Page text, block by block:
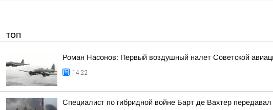
ТОП
Роман Насонов: Первый воздушный налет Советской
14:22
Специалист по гибридной войне Барт де Вахтер